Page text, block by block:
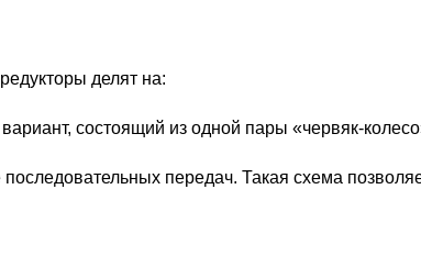
делят на:
состоящий из одной пары «червяк-
передач. Такая схема